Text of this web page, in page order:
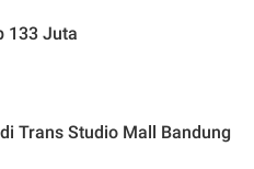
133 Juta
Trans Studio Mall Bandung